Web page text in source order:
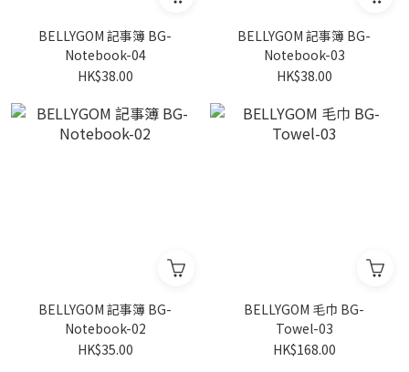
BELLYGOM 記事簿 BG-
Notebook-04
HK$38.00
BELLYGOM 記事簿 BG-
Notebook-03
HK$38.00
BELLYGOM 記事簿 BG-
Notebook-02
HK$35.00
BELLYGOM 毛巾 BG-
Towel-03
HK$168.00